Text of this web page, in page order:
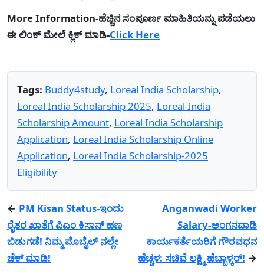
More Information-ಹೆಚ್ಚಿನ ಸಂಪೂರ್ಣ ಮಾಹಿತಿಯನ್ನು ಪಡೆಯಲು
ಈ ಲಿಂಕ್ ಮೇಲೆ ಕ್ಲಿಕ್ ಮಾಡಿ-Click Here
Tags: Buddy4study, Loreal India Scholarship,
Loreal India Scholarship 2025, Loreal India
Scholarship Amount, Loreal India Scholarship
Application, Loreal India Scholarship Online
Application, Loreal India Scholarship-2025
Eligibility
← PM Kisan Status-ಇಂದು
ರೈತರ ಖಾತೆಗೆ ಪಿಎಂ ಕಿಸಾನ್ ಹಣ
ಬಿಡುಗಡೆ! ನಿಮ್ಮ ಮೊಬೈಲ್ ನಲ್ಲೇ
ಚೆಕ್ ಮಾಡಿ!
Anganwadi Worker
Salary-ಅಂಗನವಾಡಿ
ಕಾರ್ಯಕರ್ತೆಯರಿಗೆ ಗೌರವಧನ
ಹೆಚ್ಚಳ: ಸಚಿವೆ ಲಕ್ಷ್ಮಿ ಹೆಬ್ಬಾಳ್ಕರ್! →